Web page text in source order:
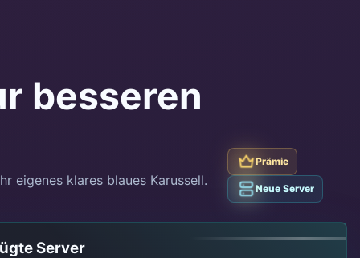
besseren
eigenes klares blaues Karussell.
Prämie
Prämie
Klassiker
Neue Server
Server